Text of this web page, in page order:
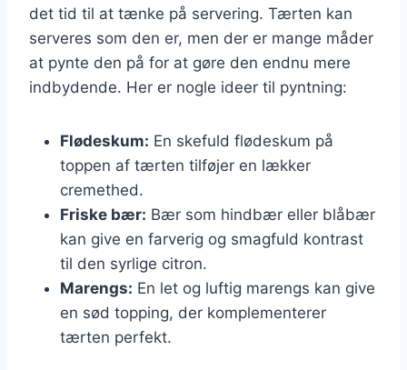
det tid til at tænke på servering. Tærten kan
serveres som den er, men der er mange måder
at pynte den på for at gøre den endnu mere
indbydende. Her er nogle ideer til pyntning:
Flødeskum: En skefuld flødeskum på
toppen af tærten tilføjer en lækker
cremethed.
Friske bær: Bær som hindbær eller blåbær
kan give en farverig og smagfuld kontrast
til den syrlige citron.
Marengs: En let og luftig marengs kan give
en sød topping, der komplementerer
tærten perfekt.